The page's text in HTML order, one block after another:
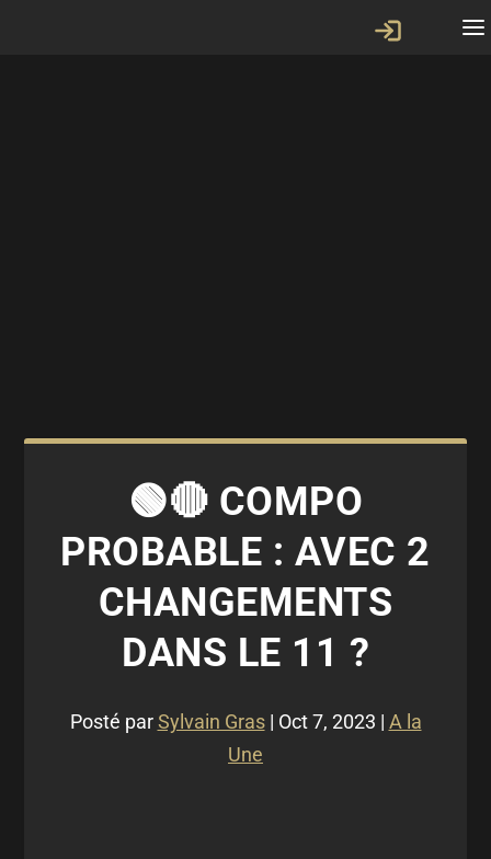
🟢🔴 COMPO
PROBABLE : AVEC 2
CHANGEMENTS
DANS LE 11 ?
Posté parSylvain Gras| Oct 7, 2023 | A la
Une